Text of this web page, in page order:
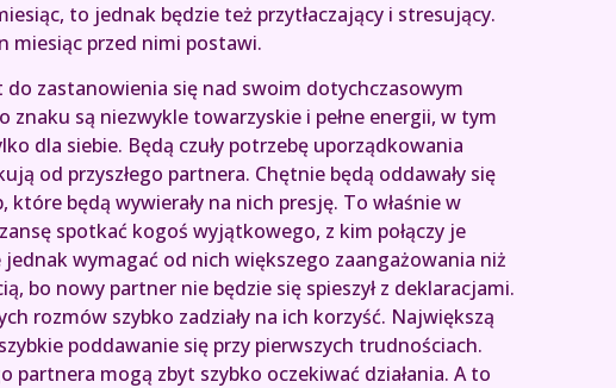
to jednak będzie też przytłaczający i stresujący.
miesiąc przed nimi postawi.
do zastanowienia się nad swoim dotychczasowym
są niezwykle towarzyskie i pełne energii, w tym
dla siebie. Będą czuły potrzebę uporządkowania
od przyszłego partnera. Chętnie będą oddawały się
będą wywierały na nich presję. To właśnie w
spotkać kogoś wyjątkowego, z kim połączy je
wymagać od nich większego zaangażowania niż
bo nowy partner nie będzie się spieszył z deklaracjami.
rozmów szybko zadziały na ich korzyść. Największą
poddawanie się przy pierwszych trudnościach.
mogą zbyt szybko oczekiwać działania. A to